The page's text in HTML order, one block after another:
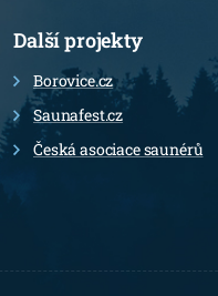
Další projekty
Borovice.cz
Saunafest.cz
Česká asociace saunérů